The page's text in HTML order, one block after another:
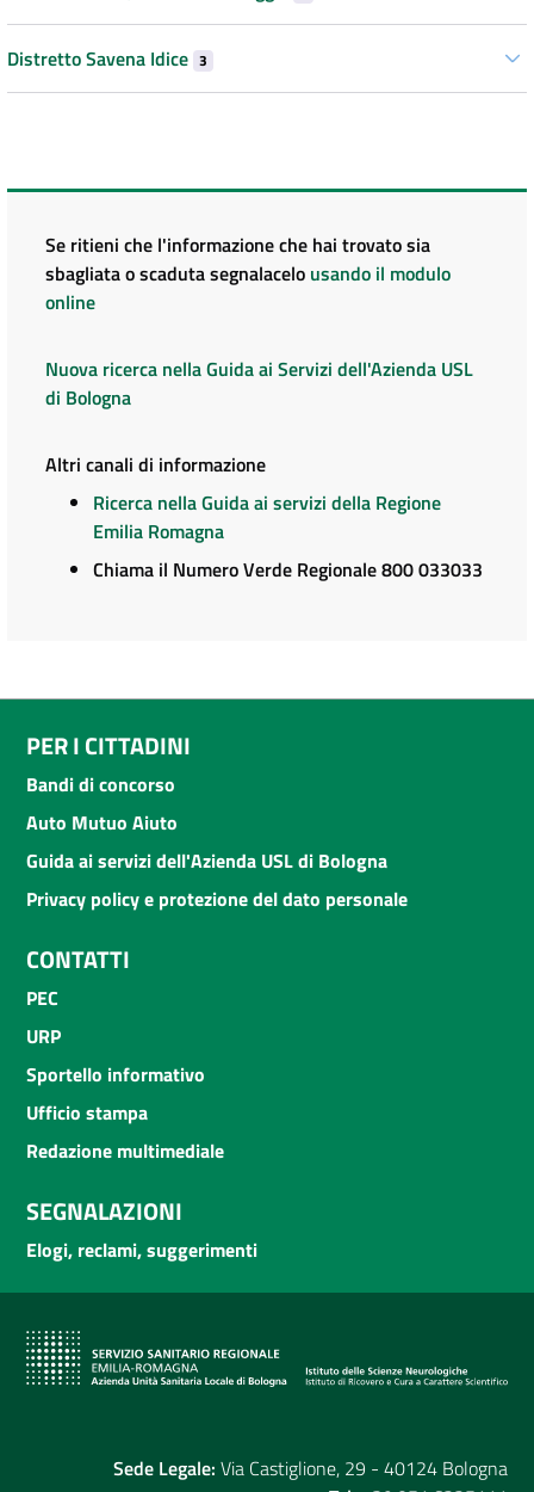
Distretto Savena Idice 3
Se ritieni che l'informazione che hai trovato sia
sbagliata o scaduta segnalacelo usando il modulo
online
Nuova ricerca nella Guida ai Servizi dell'Azienda USL
di Bologna
Altri canali di informazione
Ricerca nella Guida ai servizi della Regione
Emilia Romagna
Chiama il Numero Verde Regionale 800 033033
PER I CITTADINI
Bandi di concorso
Auto Mutuo Aiuto
Guida ai servizi dell'Azienda USL di Bologna
Privacy policy e protezione del dato personale
CONTATTI
PEC
URP
Sportello informativo
Ufficio stampa
Redazione multimediale
SEGNALAZIONI
Elogi, reclami, suggerimenti
Sede Legale: Via Castiglione, 29 - 40124 Bologna